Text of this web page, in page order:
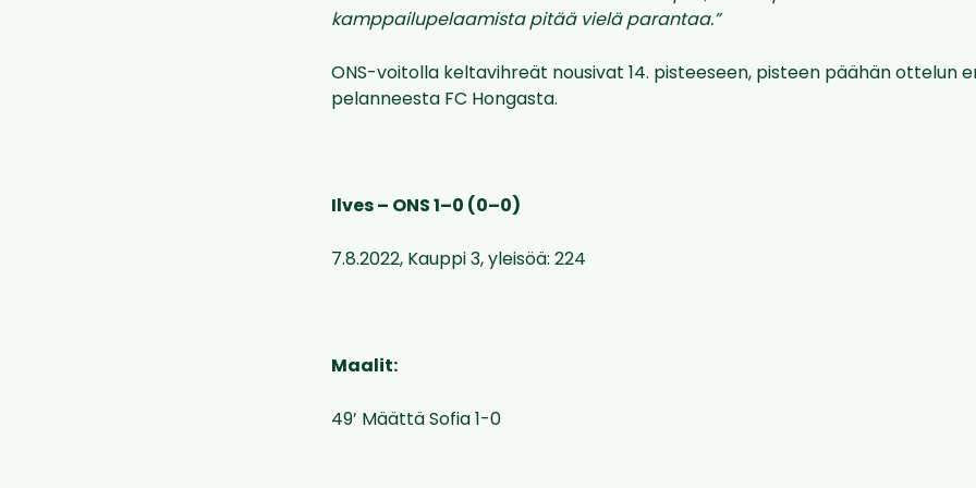
kamppailupelaamista pitää vielä parantaa.”
ONS-voitolla keltavihreät nousivat 14. pisteeseen, pisteen päähän ottelun
pelanneesta FC Hongasta.
Ilves – ONS 1–0 (0–0)
7.8.2022, Kauppi 3, yleisöä: 224
Maalit:
49’ Määttä Sofia 1-0